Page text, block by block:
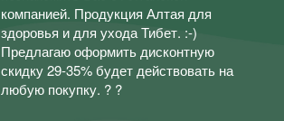
компанией. Продукция Алтая для
здоровья и для ухода Тибет. :-)
Предлагаю оформить дисконтную
скидку 29-35% будет действовать на
любую покупку. ? ?